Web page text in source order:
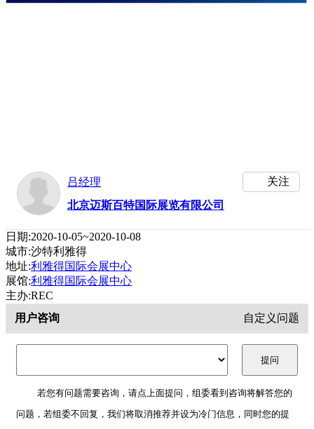
关注
吕经理
北京迈斯百特国际展览有限公司
日期:2020-10-05~2020-10-08
城市:沙特利雅得
地址:利雅得国际会展中心
展馆:利雅得国际会展中心
主办:REC
用户咨询
自定义问题
若您有问题需要咨询，请点上面提问，组委看到咨询将解答您的
问题，若组委不回复，我们将取消推荐并设为冷门信息，同时您的提